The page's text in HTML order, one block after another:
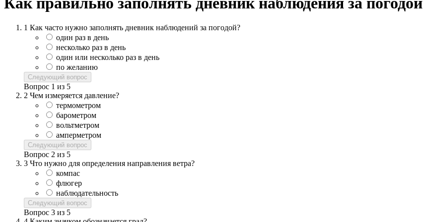
1 Как часто нужно заполнять дневник наблюдений за погодой?
один раз в день
несколько раз в день
один или несколько раз в день
по желанию
Следующий вопрос
Вопрос 1 из 5
2 Чем измеряется давление?
термометром
барометром
вольтметром
амперметром
Следующий вопрос
Вопрос 2 из 5
3 Что нужно для определения направления ветра?
компас
флюгер
наблюдательность
Следующий вопрос
Вопрос 3 из 5